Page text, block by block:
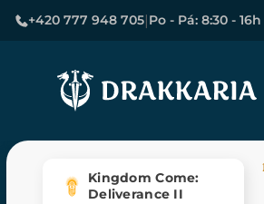
+420 777 948 705|Po - Pá: 8:30 - 16h
Kingdom Come:
Deliverance II